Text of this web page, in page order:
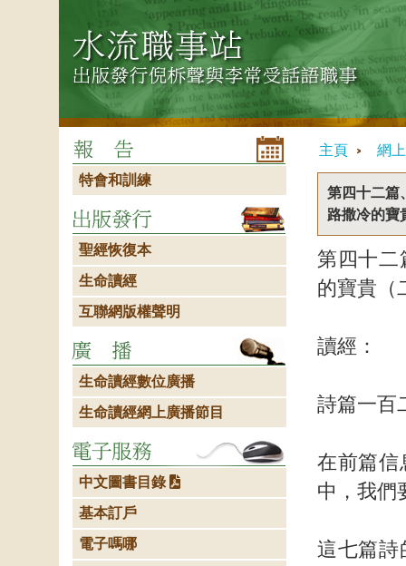
主頁 網
第四十二篇
路撒冷的寶
第四十
的寶貴（
讀經：
詩篇一百
在前篇信
中，我們
這七篇詩
特會和訓練
聖經恢復本
生命讀經
互聯網版權聲明
生命讀經數位廣播
生命讀經網上廣播節目
中文圖書目錄
基本訂戶
電子嗎哪